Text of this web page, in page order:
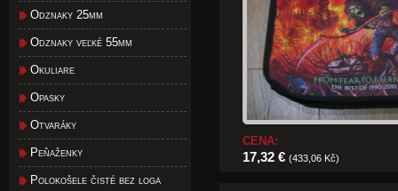
Odznaky 25mm
Odznaky veľké 55mm
Okuliare
Opasky
Otvaráky
Peňaženky
Polokošele čisté bez loga
CENA:
17,32 € (433,06 Kč)